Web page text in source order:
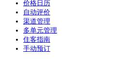
价格日历
自动评价
渠道管理
多单元管理
住客指南
手动预订